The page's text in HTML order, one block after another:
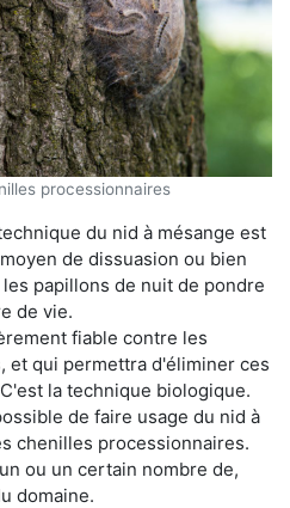
processionnaires
du nid à mésange est
de dissuasion ou bien
papillons de nuit de pondre
de vie.
fiable contre les
et qui permettra d'éliminer ces
la technique biologique.
de faire usage du nid à
chenilles processionnaires.
ou un certain nombre de,
domaine.